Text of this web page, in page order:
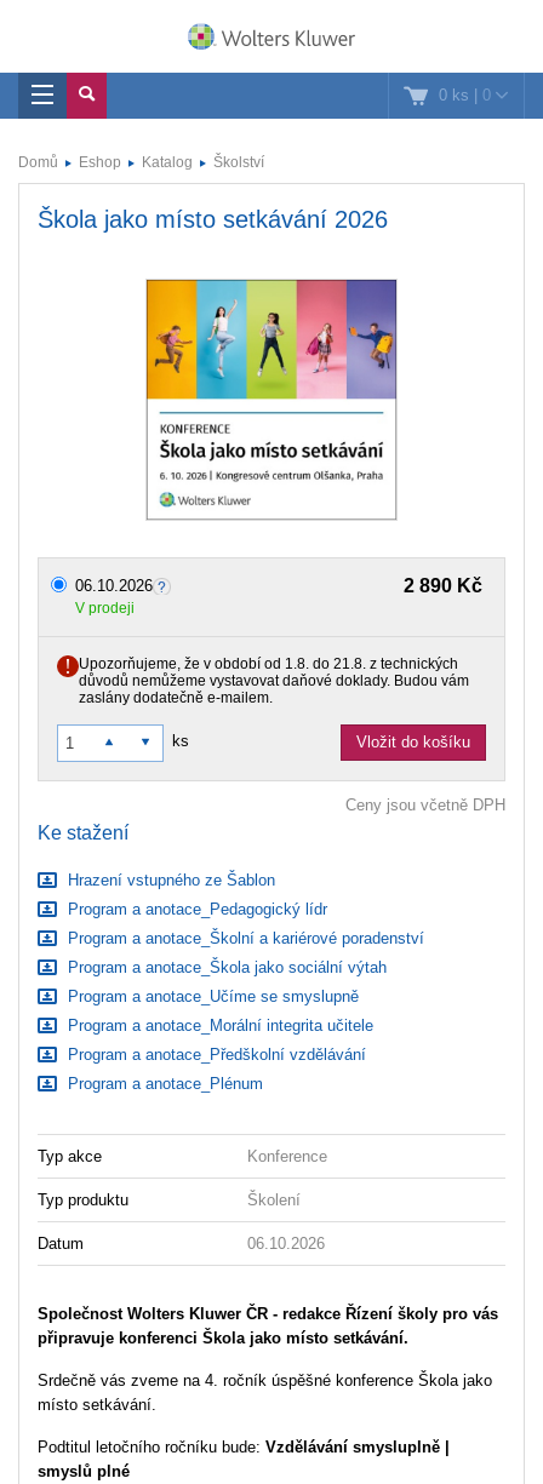
0 ks | 0
Domů Eshop Katalog Školství
Škola jako místo setkávání 2026
2 890 Kč
06.10.2026
V prodeji
Upozorňujeme, že v období od 1.8. do 21.8. z technických
důvodů nemůžeme vystavovat daňové doklady. Budou vám
zaslány dodatečně e-mailem.
ks Vložit do košíku
Ceny jsou včetně DPH
Ke stažení
Hrazení vstupného ze Šablon
Program a anotace_Pedagogický lídr
Program a anotace_Školní a kariérové poradenství
Program a anotace_Škola jako sociální výtah
Program a anotace_Učíme se smyslupně
Program a anotace_Morální integrita učitele
Program a anotace_Předškolní vzdělávání
Program a anotace_Plénum
Typ akce Konference
Typ produktu Školení
Datum 06.10.2026
Společnost Wolters Kluwer ČR - redakce Řízení školy pro vás
připravuje konferenci Škola jako místo setkávání.
Srdečně vás zveme na 4. ročník úspěšné konference Škola jako
místo setkávání.
Podtitul letočního ročníku bude: Vzdělávání smysluplně |
smyslů plné